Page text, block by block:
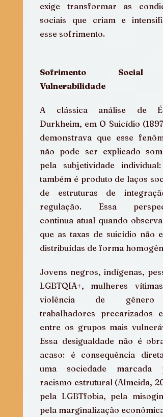
exige transformar as
sociais que criam e
esse sofrimento.
Sofrimento
Vulnerabilidade
A clássica análise de
Durkheim, em O Suicídio
demonstrava que esse
não pode ser explicado
pela subjetividade individual:
também é produto de laços
de estruturas de
regulação. Essa
continua atual quando
que as taxas de suicídio não
distribuídas de forma
Jovens negros, indígenas,
LGBTQIA+, mulheres
violência de
trabalhadores precarizados
entre os grupos mais
Essa desigualdade não é
acaso: é consequência
uma sociedade marcada
racismo estrutural (Almeida,
pela LGBTfobia, pela
pela marginalização econômica.